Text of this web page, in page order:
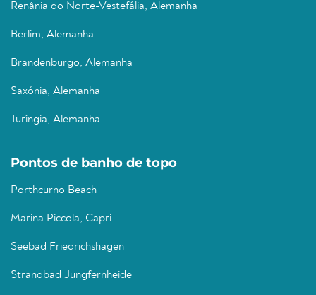
Renânia do Norte-Vestefália, Alemanha
Berlim, Alemanha
Brandenburgo, Alemanha
Saxónia, Alemanha
Turíngia, Alemanha
Pontos de banho de topo
Porthcurno Beach
Marina Piccola, Capri
Seebad Friedrichshagen
Strandbad Jungfernheide